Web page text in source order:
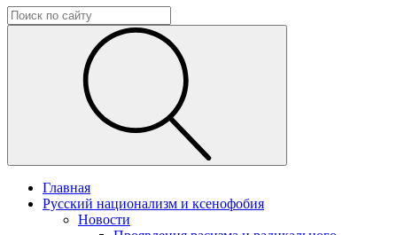
Главная
Русский национализм и ксенофобия
Новости